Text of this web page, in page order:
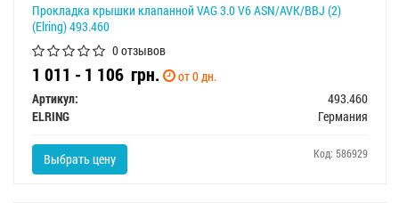
Прокладка крышки клапанной VAG 3.0 V6 ASN/AVK/BBJ (2)
(Elring) 493.460
0 отзывов
1 011 - 1 106 грн.
от 0 дн.
Артикул:
493.460
ELRING
Германия
Выбрать цену Код: 586929